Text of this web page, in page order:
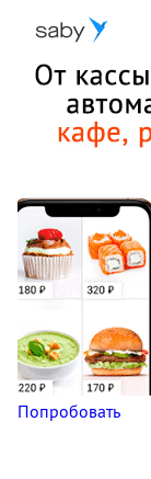
Попробовать